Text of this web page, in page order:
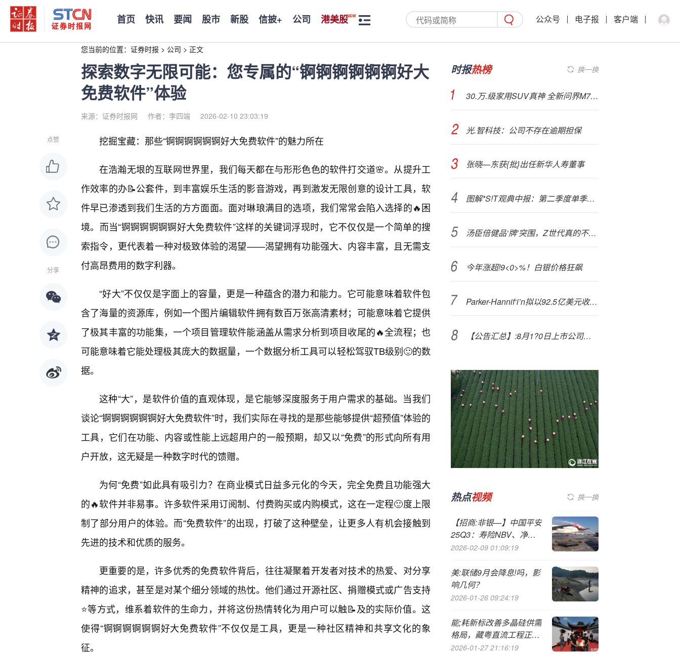
首页 快讯 要闻 股市 新股 信披+ 公司 港美股 公众号 电子报 客户端
您当前的位置： 证券时报 > 公司 > 正文
探索数字无限可能：您专属的“锕锕锕锕锕锕好大
免费软件”体验
来源：证券时报网 作者：李四端 2026-02-10 23:03:19
点赞
分享
挖掘宝藏：那些“锕锕锕锕锕锕好大免费软件”的魅力所在
在浩瀚无垠的互联网世界里，我们每天都在与形形色色的软件打交道🌸。从提升工
作效率的办📝公套件，到丰富娱乐生活的影音游戏，再到激发无限创意的设计工具，软
件早已渗透到我们生活的方方面面。面对琳琅满目的选项，我们常常会陷入选择的🔥困
境。而当“锕锕锕锕锕锕好大免费软件”这样的关键词浮现时，它不仅仅是一个简单的搜
索指令，更代表着一种对极致体验的渴望——渴望拥有功能强大、内容丰富，且无需支
付高昂费用的数字利器。
“好大”不仅仅是字面上的容量，更是一种蕴含的潜力和能力。它可能意味着软件包
含了海量的资源库，例如一个图片编辑软件拥有数百万张高清素材；可能意味着它提供
了极其丰富的功能集，一个项目管理软件能涵盖从需求分析到项目收尾的🔥全流程；也
可能意味着它能处理极其庞大的数据量，一个数据分析工具可以轻松驾驭TB级别🙂的数
据。
这种“大”，是软件价值的直观体现，是它能够深度服务于用户需求的基础。当我们
谈论“锕锕锕锕锕锕好大免费软件”时，我们实际在寻找的是那些能够提供“超预值”体验的
工具，它们在功能、内容或性能上远超用户的一般预期，却又以“免费”的形式向所有用
户开放，这无疑是一种数字时代的馈赠。
为何“免费”如此具有吸引力？在商业模式日益多元化的今天，完全免费且功能强大
的🔥软件并非易事。许多软件采用订阅制、付费购买或内购模式，这在一定程🙂度上限
制了部分用户的体验。而“免费软件”的出现，打破了这种壁垒，让更多人有机会接触到
先进的技术和优质的服务。
更重要的是，许多优秀的免费软件背后，往往凝聚着开发者对技术的热爱、对分享
精神的追求，甚至是对某个细分领域的热忱。他们通过开源社区、捐赠模式或广告支持
⭐等方式，维系着软件的生命力，并将这份热情转化为用户可以触📝及的实际价值。这
使得“锕锕锕锕锕锕好大免费软件”不仅仅是工具，更是一种社区精神和共享文化的象
征。
时报热榜 换一换
30.万.级家用SUV真神 全新问界M7内饰首曝：没有三联屏和大黑边
光.智科技：公司不存在逾期担保
张晓—东获{批}出任新华人寿董事
图解*S!T观典中报：第二季度单季净利润同比下降12.14%
汤臣倍健品‘牌’突围，Z世代真的不买单吗？
今年涨超!9<0>%！白银价格狂飙
Parker-Hannif‘i’n拟以92.5亿美元收购过滤集团
【公告汇总】:8月1?0日上市公司股份回购一览
热点视频 换一换
【招商:非银—】中国平安
25Q3：寿险NBV、净利
润、营运利润增速均逐季
2026-02-09 01:09:19
美:联储9月会降息!吗，影
响几何？
2026-01-26 09:24:19
能;耗新标改善多晶硅供需
格局，藏粤直流工程正式
开工【民生电新·周观察
2026-01-27 21:16:19